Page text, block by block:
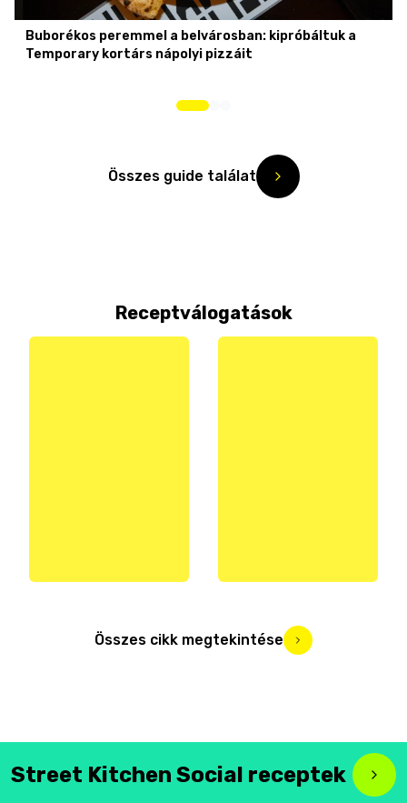
Buborékos peremmel a belvárosban: kipróbáltuk a
Temporary kortárs nápolyi pizzáit
Összes guide találat
Receptválogatások
Összes cikk megtekintése
Street Kitchen Social receptek